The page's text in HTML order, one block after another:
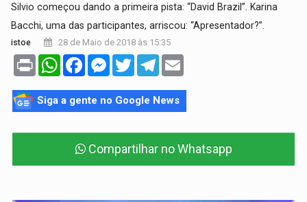
Silvio começou dando a primeira pista: “David Brazil”. Karina
Bacchi, uma das participantes, arriscou: “Apresentador?”.
istoe 28 de Maio de 2018 às 15:35
Print WhatsAppFacebookMessenger
TwitterTelegram
Siga a gente no Google News
Compartilhar no Whatsapp